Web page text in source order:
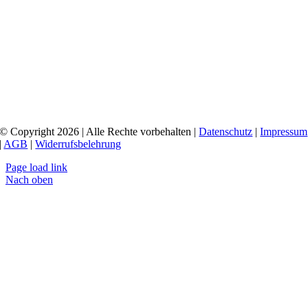
© Copyright 2026 | Alle Rechte vorbehalten |Datenschutz |Impressum
| AGB |Widerrufsbelehrung
Page load link
Nach oben